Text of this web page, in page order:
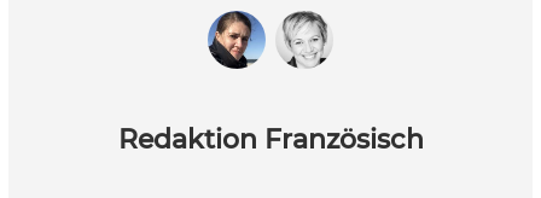
Redaktion Französisch